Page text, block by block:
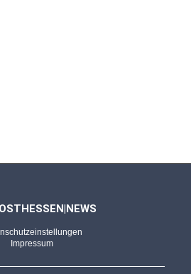
Impressum